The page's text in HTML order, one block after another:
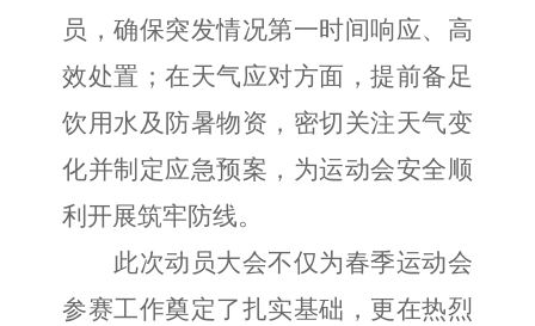
员，确保突发情况第一时间响应、高
效处置；在天气应对方面，提前备足
饮用水及防暑物资，密切关注天气变
化并制定应急预案，为运动会安全顺
利开展筑牢防线。
此次动员大会不仅为春季运动会
参赛工作奠定了扎实基础，更在热烈